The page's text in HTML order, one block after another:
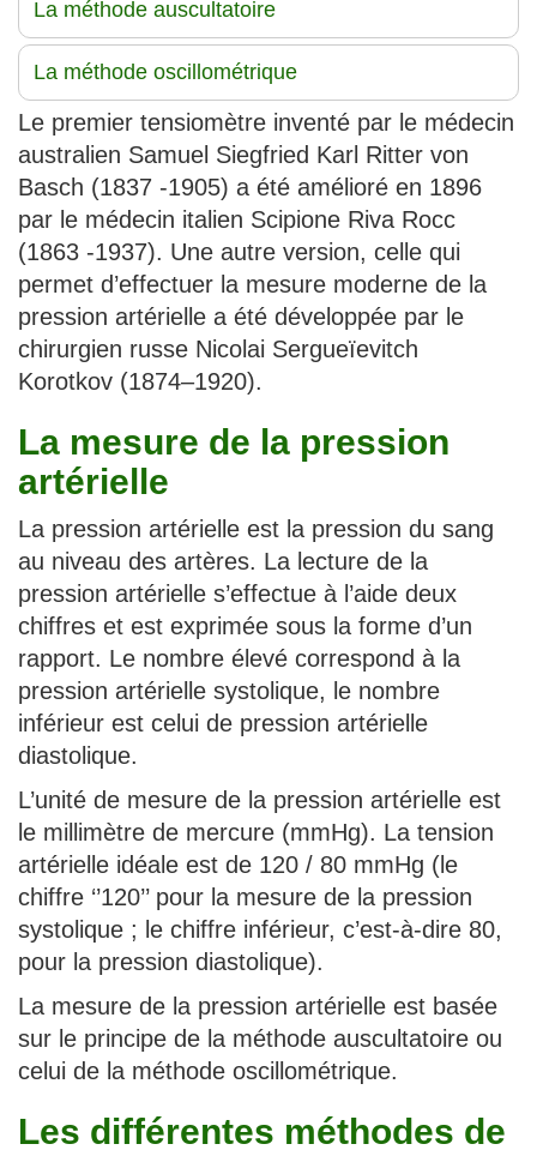
La méthode auscultatoire
La méthode oscillométrique
Le premier tensiomètre inventé par le médecin
australien Samuel Siegfried Karl Ritter von
Basch (1837 -1905) a été amélioré en 1896
par le médecin italien Scipione Riva Rocc
(1863 -1937). Une autre version, celle qui
permet d’effectuer la mesure moderne de la
pression artérielle a été développée par le
chirurgien russe Nicolai Sergueïevitch
Korotkov (1874–1920).
La mesure de la pression
artérielle
La pression artérielle est la pression du sang
au niveau des artères. La lecture de la
pression artérielle s’effectue à l’aide deux
chiffres et est exprimée sous la forme d’un
rapport. Le nombre élevé correspond à la
pression artérielle systolique, le nombre
inférieur est celui de pression artérielle
diastolique.
L’unité de mesure de la pression artérielle est
le millimètre de mercure (mmHg). La tension
artérielle idéale est de 120 / 80 mmHg (le
chiffre ‘’120’’ pour la mesure de la pression
systolique ; le chiffre inférieur, c’est-à-dire 80,
pour la pression diastolique).
La mesure de la pression artérielle est basée
sur le principe de la méthode auscultatoire ou
celui de la méthode oscillométrique.
Les différentes méthodes de